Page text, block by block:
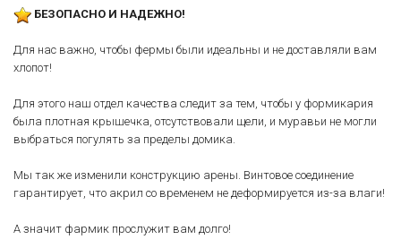
БЕЗОПАСНО И НАДЕЖНО!
Для нас важно, чтобы фермы были идеальны и не доставляли вам
хлопот!
Для этого наш отдел качества следит за тем, чтобы у формикария
была плотная крышечка, отсутствовали щели, и муравьи не могли
выбраться погулять за пределы домика.
Мы так же изменили конструкцию арены. Винтовое соединение
гарантирует, что акрил со временем не деформируется из-за влаги!
А значит фармик прослужит вам долго!